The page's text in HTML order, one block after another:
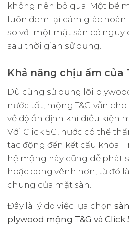
không nên bỏ qua. Một bề
luôn đem lại cảm giác hoàn
so với một mặt sàn có nguy
sau thời gian sử dụng.
Khả năng chịu ẩm của
Dù cùng sử dụng lõi
nước tốt, mộng T&G vẫn
về độ ổn định khi điều kiện
Với Click 5G, nước có thể
tác động đến kết cấu khóa.
hệ mộng này cũng dễ phát
hoặc cong vênh hơn, từ đó
chung của mặt sàn.
Đây là lý do việc lựa chọn
plywood mộng T&G và Click